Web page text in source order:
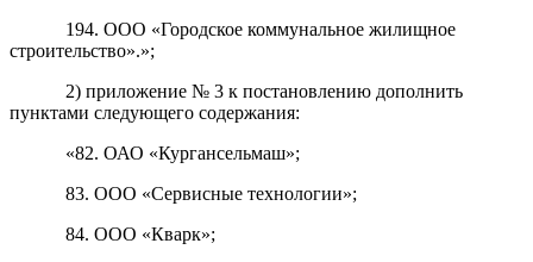
194. ООО «Городское коммунальное жилищное
строительство».»;
2) приложение № 3 к постановлению дополнить
пунктами следующего содержания:
«82. ОАО «Кургансельмаш»;
83. ООО «Сервисные технологии»;
84. ООО «Кварк»;